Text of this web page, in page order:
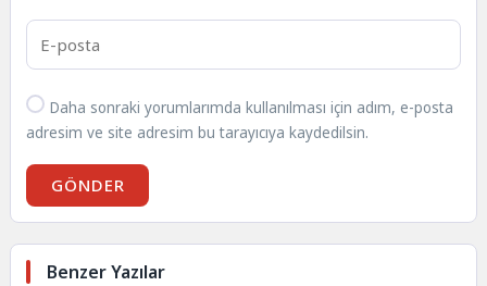
Daha sonraki yorumlarımda kullanılması için adım, e-posta
adresim ve site adresim bu tarayıcıya kaydedilsin.
GÖNDER
Benzer Yazılar